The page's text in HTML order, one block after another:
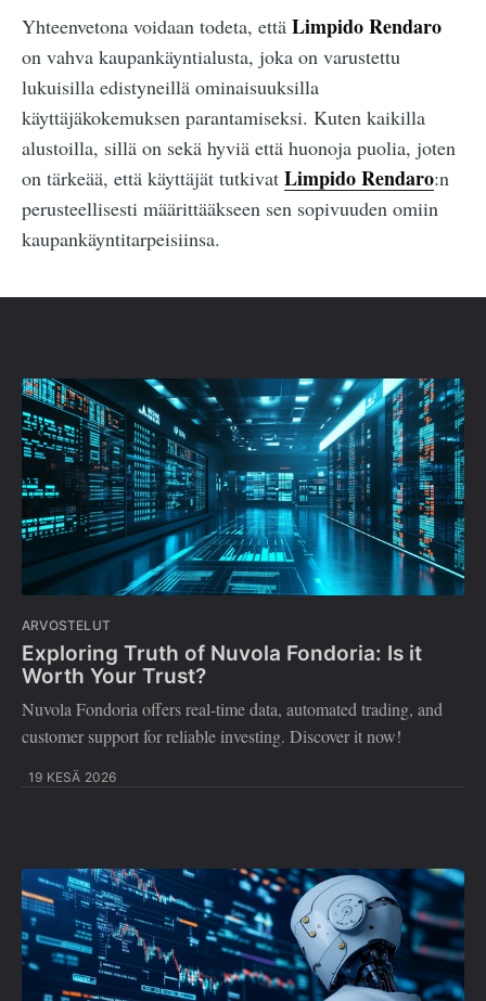
Yhteenvetona voidaan todeta, että Limpido Rendaro
on vahva kaupankäyntialusta, joka on varustettu
lukuisilla edistyneillä ominaisuuksilla
käyttäjäkokemuksen parantamiseksi. Kuten kaikilla
alustoilla, sillä on sekä hyviä että huonoja puolia, joten
on tärkeää, että käyttäjät tutkivat Limpido Rendaro:n
perusteellisesti määrittääkseen sen sopivuuden omiin
kaupankäyntitarpeisiinsa.
ARVOSTELUT
Exploring Truth of Nuvola Fondoria: Is it
Worth Your Trust?
Nuvola Fondoria offers real-time data, automated trading, and
customer support for reliable investing. Discover it now!
19 KESÄ 2026